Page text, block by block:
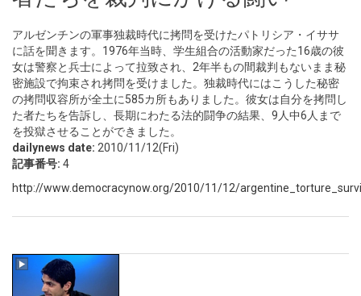
アルゼンチンの軍事独裁時代に拷問を受けたパトリシア・イササ
に話を聞きます。1976年当時、学生組合の活動家だった16歳の彼
女は警察と兵士によって拉致され、2年半もの間裁判もないまま秘
密施設で拘束され拷問を受けました。独裁時代にはこうした秘密
の拷問収容所が全土に585カ所もありました。彼女は自分を拷問し
た者たちを告訴し、長期にわたる法的闘争の結果、9人中6人まで
を投獄させることができました。
dailynews date: 2010/11/12(Fri)
記事番号: 4
http://www.democracynow.org/2010/11/12/